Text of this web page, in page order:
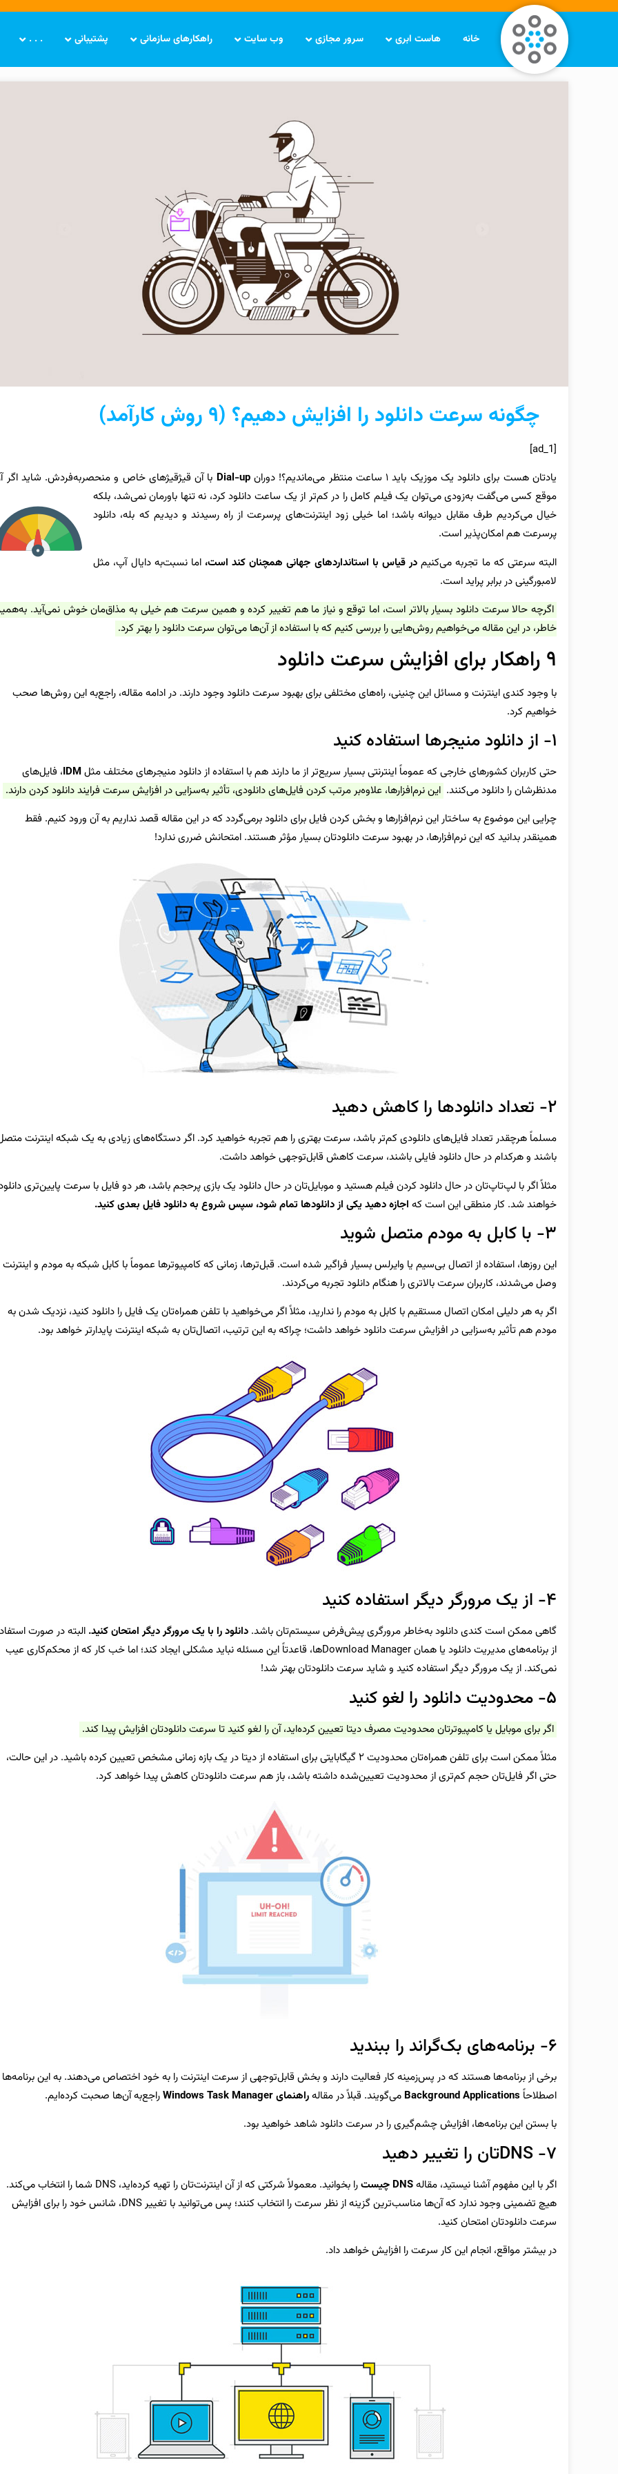
خانه هاست ابری سرور مجازی وب سایت راهکارهای سازمانی پشتیبانی . . .
چگونه سرعت دانلود را افزایش دهیم؟ (۹ روش کارآمد)
[ad_1]
یادتان هست برای دانلود یک موزیک باید ۱ ساعت منتظر می‌ماندیم؟! دوران
Dial-up با آن قیژقیژهای خاص و منحصربه‌فردش. شاید اگر
موقع کسی می‌گفت به‌زودی می‌توان یک فیلم کامل را در کم‌تر از یک ساعت دانلود کرد، نه تنها باورمان نمی‌شد، بلکه
خیال می‌کردیم طرف مقابل دیوانه باشد؛ اما خیلی زود اینترنت‌های پرسرعت از راه رسیدند و دیدیم که بله، دانلود
پرسرعت هم امکان‌پذیر است.
البته سرعتی که ما تجربه می‌کنیم در قیاس با استانداردهای جهانی همچنان کند است، اما نسبت‌به دایال آپ، مثل
لامبورگینی در برابر پراید است.
اگرچه حالا سرعت دانلود بسیار بالاتر است، اما توقع و نیاز ما هم تغییر کرده و همین سرعت هم خیلی به مذاق‌مان خوش نمی‌آید.
خاطر، در این مقاله می‌خواهیم روش‌هایی را بررسی کنیم که با استفاده از آن‌ها می‌توان سرعت دانلود را بهتر کرد.
۹ راهکار برای افزایش سرعت دانلود
با وجود کندی اینترنت و مسائل این چنینی، راه‌های مختلفی برای بهبود سرعت دانلود وجود دارند. در ادامه مقاله، راجع‌به این روش‌ها صحب
خواهیم کرد.
۱- از دانلود منیجرها استفاده کنید
حتی کاربران کشورهای خارجی که عموماً اینترنتی بسیار سریع‌تر از ما دارند هم با استفاده از دانلود منیجرهای مختلف مثلIDM، فایل‌های
مدنظرشان را دانلود می‌کنند. این نرم‌افزارها، علاوه‌بر مرتب کردن فایل‌های دانلودی، تأثیر به‌سزایی در افزایش سرعت فرایند دانلود کردن دارند.
چرایی این موضوع به ساختار این نرم‌افزارها و بخش کردن فایل برای دانلود برمی‌گردد که در این مقاله قصد نداریم به آن ورود کنیم. فقط
همینقدر بدانید که این نرم‌افزارها، در بهبود سرعت دانلودتان بسیار مؤثر هستند. امتحانش ضرری ندارد!
۲- تعداد دانلودها را کاهش دهید
مسلماً هرچقدر تعداد فایل‌های دانلودی کم‌تر باشد، سرعت بهتری را هم تجربه خواهید کرد. اگر دستگاه‌های زیادی به یک شبکه اینترنت
باشند و هرکدام در حال دانلود فایلی باشند، سرعت کاهش قابل‌توجهی خواهد داشت.
مثلاً اگر با لپ‌تاپ‌تان در حال دانلود کردن فیلم هستید و موبایل‌تان در حال دانلود یک بازی پرحجم باشد، هر دو فایل با سرعت پایین‌تری
خواهند شد. کار منطقی این است که اجازه دهید یکی از دانلودها تمام شود، سپس شروع به دانلود فایل بعدی کنید.
۳- با کابل به مودم متصل شوید
این روزها، استفاده از اتصال بی‌سیم یا وایرلس بسیار فراگیر شده است. قبل‌ترها، زمانی که کامپیوترها عموماً با کابل شبکه به مودم و اینترنت
وصل می‌شدند، کاربران سرعت بالاتری را هنگام دانلود تجربه می‌کردند.
اگر به هر دلیلی امکان اتصال مستقیم با کابل به مودم را ندارید، مثلاً اگر می‌خواهید با تلفن همراه‌تان یک فایل را دانلود کنید، نزدیک شدن به
مودم هم تأثیر به‌سزایی در افزایش سرعت دانلود خواهد داشت؛ چراکه به این ترتیب، اتصال‌تان به شبکه اینترنت پایدارتر خواهد بود.
۴- از یک مرورگر دیگر استفاده کنید
گاهی ممکن است کندی دانلود به‌خاطر مرورگری پیش‌فرض سیستم‌تان باشد. دانلود را با یک مرورگر دیگر امتحان کنید. البته در صورت
از برنامه‌های مدیریت دانلود یا همان Download Managerها، قاعدتاً این مسئله نباید مشکلی ایجاد کند؛ اما خب کار که از محکم‌کاری عیب
نمی‌کند. از یک مرورگر دیگر استفاده کنید و شاید سرعت دانلودتان بهتر شد!
۵- محدودیت‌ دانلود را لغو کنید
اگر برای موبایل یا کامپیوترتان محدودیت مصرف دیتا تعیین کرده‌اید، آن را لغو کنید تا سرعت دانلودتان افزایش پیدا کند.
مثلاً ممکن است برای تلفن همراه‌تان محدودیت ۲ گیگابایتی برای استفاده از دیتا در یک بازه زمانی مشخص تعیین کرده باشید. در این حالت،
حتی اگر فایل‌تان حجم کم‌تری از محدودیت تعیین‌شده داشته باشد، باز هم سرعت دانلودتان کاهش پیدا خواهد کرد.
۶- برنامه‌های بک‌گراند را ببندید
برخی از برنامه‌ها هستند که در پس‌زمینه کار فعالیت دارند و بخش قابل‌توجهی از سرعت اینترنت را به خود اختصاص می‌دهند. به این برنامه‌ها
اصطلاحاً Background Applications می‌گویند. قبلاً در مقالهراهنمای Windows Task Manager
راجع‌به آن‌ها صحبت کرده‌ایم.
با بستن این برنامه‌ها، افزایش چشم‌گیری را در سرعت دانلود شاهد خواهید بود.
۷- DNSتان را تغییر دهید
اگر با این مفهوم آشنا نیستید، مقالهDNS چیست
را بخوانید. معمولاً شرکتی که از آن اینترنت‌تان را تهیه کرده‌اید، DNS شما را انتخاب می‌کند.
هیچ تضمینی وجود ندارد که آن‌ها مناسب‌ترین گزینه از نظر سرعت را انتخاب کنند؛ پس می‌توانید با تغییر DNS، شانس خود را برای افزایش
سرعت دانلودتان امتحان کنید.
در بیشتر مواقع، انجام این کار سرعت را افزایش خواهد داد.